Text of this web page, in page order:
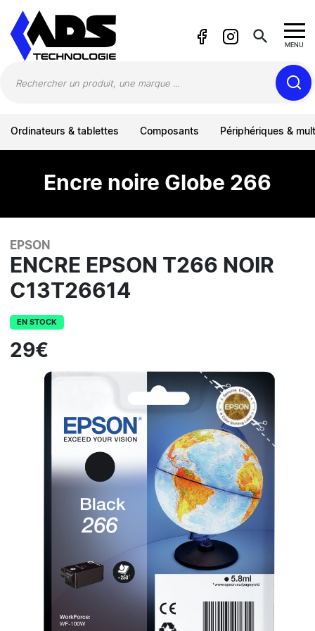
search MENU
Ordinateurs & tablettes Composants Périphériques &
Encre noire Globe 266
EPSON
ENCRE EPSON T266 NOIR
C13T26614
EN STOCK
29€